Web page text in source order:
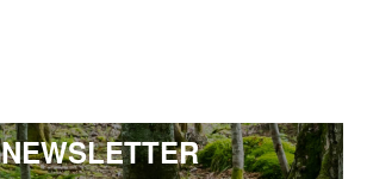
NEWSLETTER